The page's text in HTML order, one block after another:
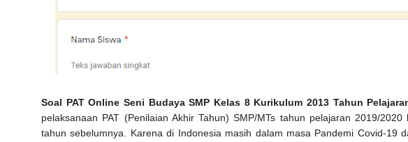
Soal PAT Online Seni Budaya SMP Kelas 8 Kurikulum 2013 Tahun
pelaksanaan PAT (Penilaian Akhir Tahun) SMP/MTs tahun pelajaran 2019/
tahun sebelumnya. Karena di Indonesia masih dalam masa Pandemi Covid-19